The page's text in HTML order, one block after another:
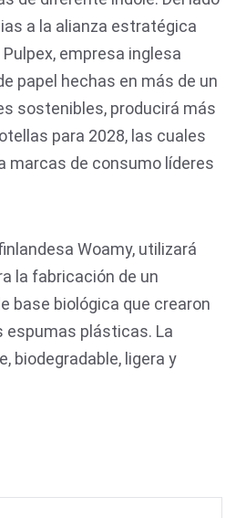
a la alianza estratégica
empresa inglesa
papel hechas en más de un
sostenibles, producirá más
para 2028, las cuales
marcas de consumo líderes
Woamy, utilizará
la fabricación de un
base biológica que crearon
espumas plásticas. La
biodegradable, ligera y